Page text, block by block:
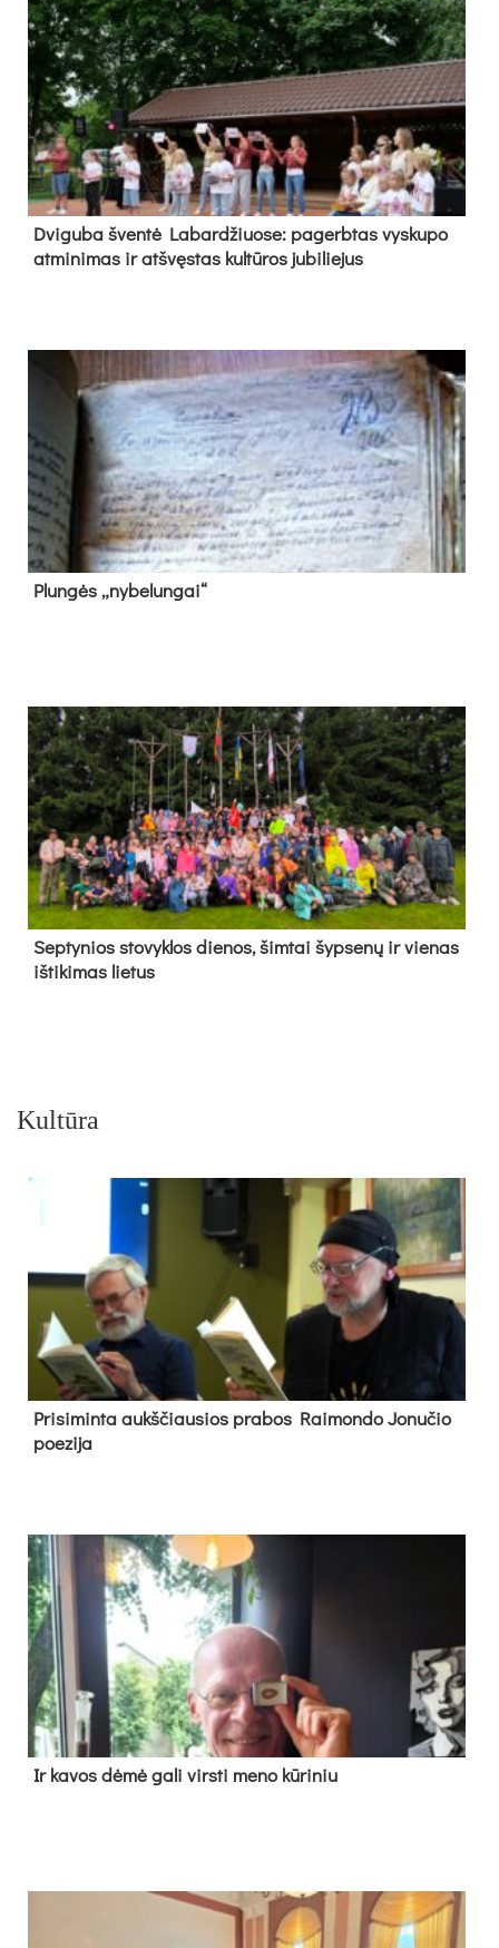
Dvi­gu­ba šven­tė La­bar­džiuo­se: pa­gerb­tas vys­ku­po
at­mi­ni­mas ir at­švęs­tas kul­tū­ros ju­bi­lie­jus
Plun­gės „ny­be­lun­gai“
Sep­ty­nios sto­vyk­los die­nos, šim­tai šyp­se­nų ir vie­nas
iš­ti­ki­mas lie­tus
Kultūra
Pri­si­min­ta aukš­čiau­sios pra­bos Rai­mon­do Jo­nu­čio
poe­zi­ja
Ir ka­vos dė­mė ga­li virs­ti me­no kū­ri­niu